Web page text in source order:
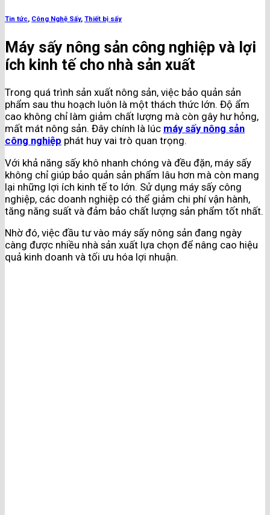
Tin tức, Công Nghệ Sấy, Thiết bị sấy
Máy sấy nông sản công nghiệp và lợi
ích kinh tế cho nhà sản xuất
Trong quá trình sản xuất nông sản, việc bảo quản sản
phẩm sau thu hoạch luôn là một thách thức lớn. Độ ẩm
cao không chỉ làm giảm chất lượng mà còn gây hư hỏng,
mất mát nông sản. Đây chính là lúc máy sấy nông sản
công nghiệp phát huy vai trò quan trọng.
Với khả năng sấy khô nhanh chóng và đều đặn, máy sấy
không chỉ giúp bảo quản sản phẩm lâu hơn mà còn mang
lại những lợi ích kinh tế to lớn. Sử dụng máy sấy công
nghiệp, các doanh nghiệp có thể giảm chi phí vận hành,
tăng năng suất và đảm bảo chất lượng sản phẩm tốt nhất.
Nhờ đó, việc đầu tư vào máy sấy nông sản đang ngày
càng được nhiều nhà sản xuất lựa chọn để nâng cao hiệu
quả kinh doanh và tối ưu hóa lợi nhuận.